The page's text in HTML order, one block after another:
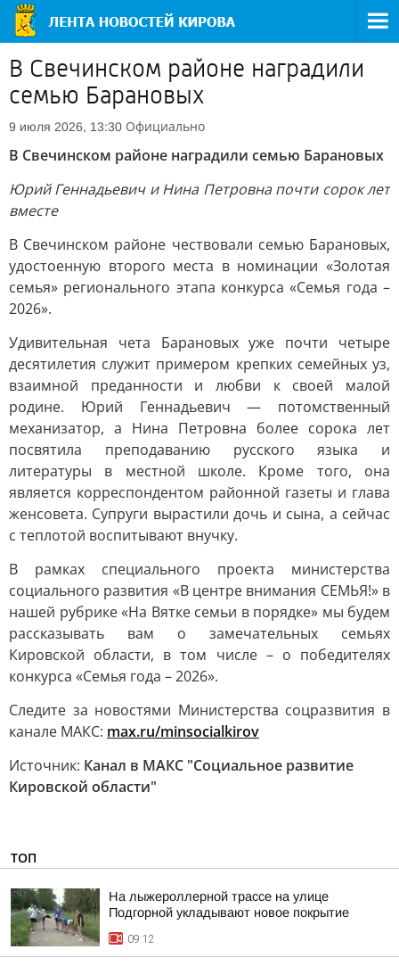
В Свечинском районе наградили
семью Барановых
9 июля 2026, 13:30 Официально
В Свечинском районе наградили семью Барановых
Юрий Геннадьевич и Нина Петровна почти сорок лет
вместе
В Свечинском районе чествовали семью Барановых,
удостоенную второго места в номинации «Золотая
семья» регионального этапа конкурса «Семья года –
2026».
Удивительная чета Барановых уже почти четыре
десятилетия служит примером крепких семейных уз,
взаимной преданности и любви к своей малой
родине. Юрий Геннадьевич — потомственный
механизатор, а Нина Петровна более сорока лет
посвятила преподаванию русского языка и
литературы в местной школе. Кроме того, она
является корреспондентом районной газеты и глава
женсовета. Супруги вырастили дочь и сына, а сейчас
с теплотой воспитывают внучку.
В рамках специального проекта министерства
социального развития «В центре внимания СЕМЬЯ!» в
нашей рубрике «На Вятке семьи в порядке» мы будем
рассказывать вам о замечательных семьях
Кировской области, в том числе – о победителях
конкурса «Семья года – 2026».
Следите за новостями Министерства соцразвития в
канале МАКС: max.ru/minsocialkirov
Источник: Канал в МАКС "Социальное развитие
Кировской области"
ТОП
На лыжероллерной трассе на улице
Подгорной укладывают новое покрытие
09:12